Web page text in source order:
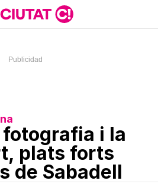
fotografia i la
plats forts
de Sabadell